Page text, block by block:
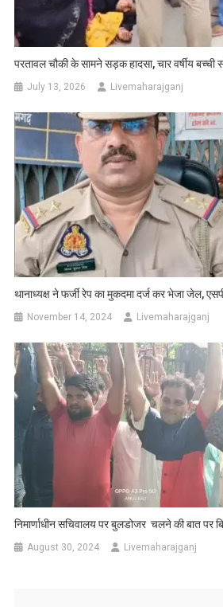
परतावल चौकी के सामने सड़क हादसा, चार वर्षीय बच्ची
July 13, 2026 Livemaharajganj
थानाध्यक्ष ने फर्जी रेप का मुकदमा दर्ज कर भेजा जेल,
November 14, 2024 Livemaharajganj
निमार्णाधीन सचिवालय पर बुलडोजर चलने की बात पर
August 30, 2024 Livemaharajganj